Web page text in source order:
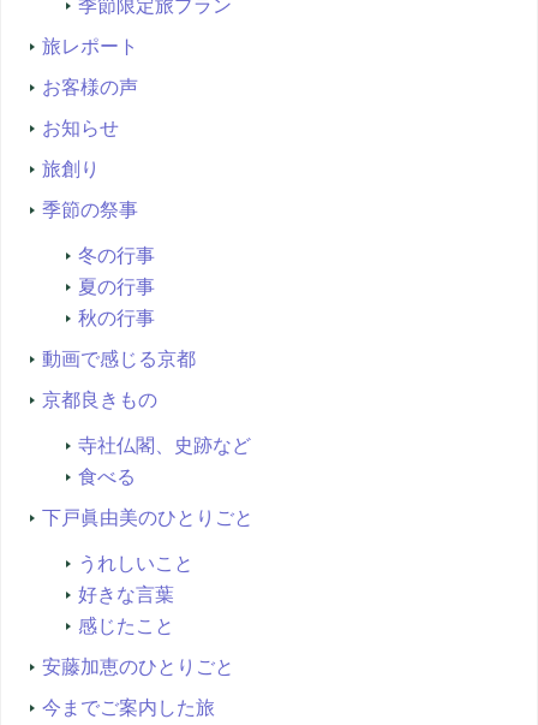
季節限定旅プラン
旅レポート
お客様の声
お知らせ
旅創り
季節の祭事
冬の行事
夏の行事
秋の行事
動画で感じる京都
京都良きもの
寺社仏閣、史跡など
食べる
下戸眞由美のひとりごと
うれしいこと
好きな言葉
感じたこと
安藤加恵のひとりごと
今までご案内した旅